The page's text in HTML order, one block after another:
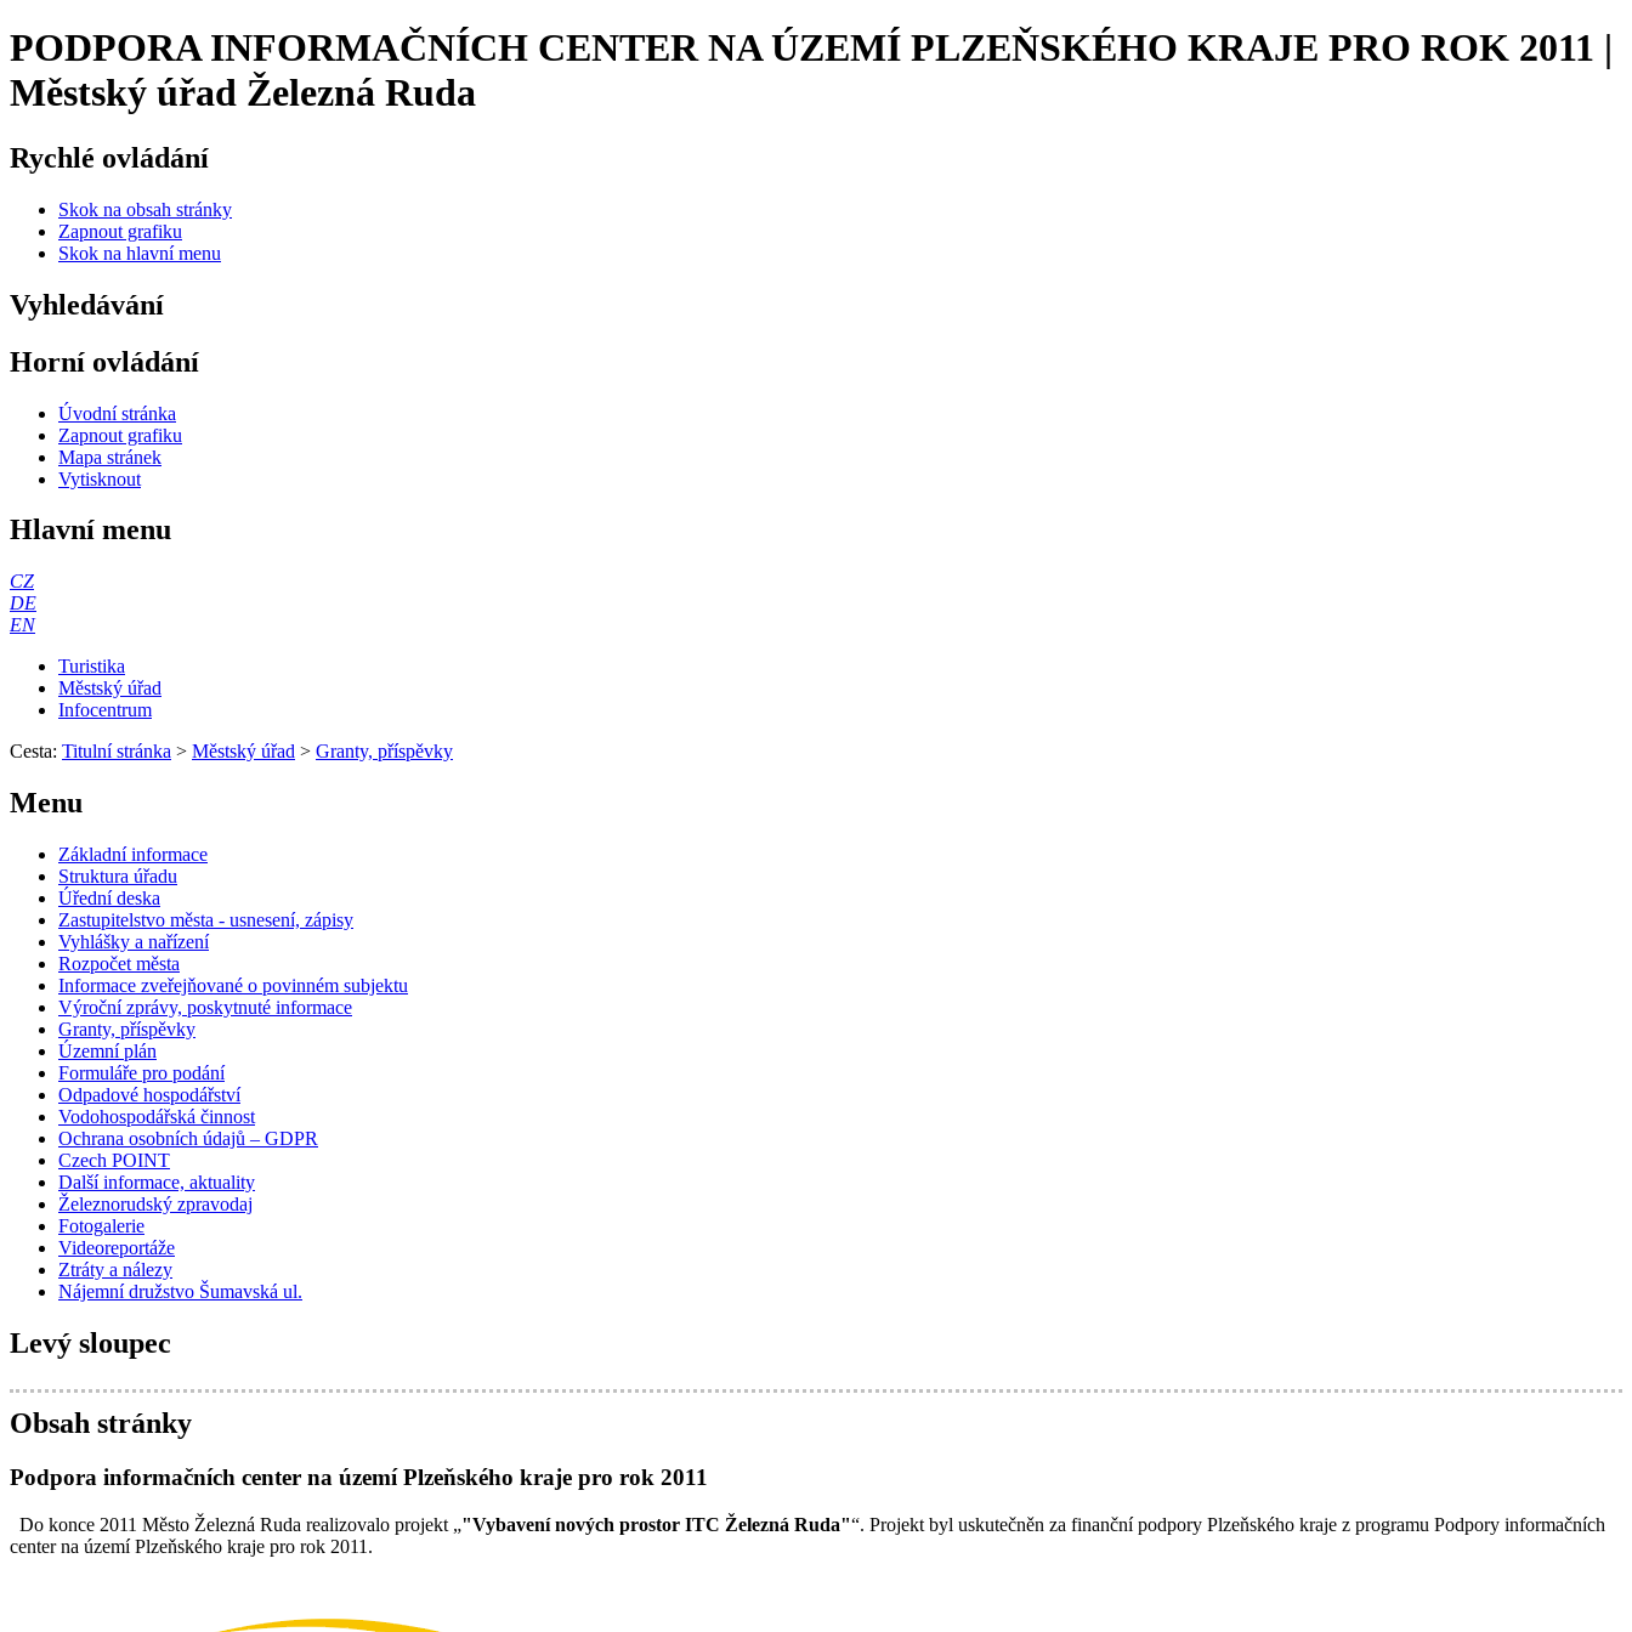
PODPORA INFORMAČNÍCH CENTER NA ÚZEMÍ PLZEŇSKÉHO KRAJE PRO ROK 2011 |
Městský úřad Železná Ruda
Rychlé ovládání
Skok na obsah stránky
Zapnout grafiku
Skok na hlavní menu
Vyhledávání
Horní ovládání
Úvodní stránka
Zapnout grafiku
Mapa stránek
Vytisknout
Hlavní menu
CZ
DE
EN
Turistika
Městský úřad
Infocentrum
Cesta: Titulní stránka > Městský úřad > Granty, příspěvky
Menu
Základní informace
Struktura úřadu
Úřední deska
Zastupitelstvo města - usnesení, zápisy
Vyhlášky a nařízení
Rozpočet města
Informace zveřejňované o povinném subjektu
Výroční zprávy, poskytnuté informace
Granty, příspěvky
Územní plán
Formuláře pro podání
Odpadové hospodářství
Vodohospodářská činnost
Ochrana osobních údajů – GDPR
Czech POINT
Další informace, aktuality
Železnorudský zpravodaj
Fotogalerie
Videoreportáže
Ztráty a nálezy
Nájemní družstvo Šumavská ul.
Levý sloupec
Obsah stránky
Podpora informačních center na území Plzeňského kraje pro rok 2011
Do konce 2011 Město Železná Ruda realizovalo projekt „"Vybavení nových prostor ITC Železná Ruda"“. Projekt byl uskutečněn za finanční podpory Plzeňského kraje z programu Podpory informačních
center na území Plzeňského kraje pro rok 2011.